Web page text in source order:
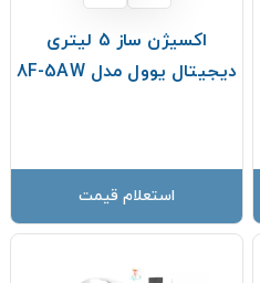
اکسیژن ساز 5 لیتری
دیجیتال یوول مدل 8F-5AW
استعلام قیمت